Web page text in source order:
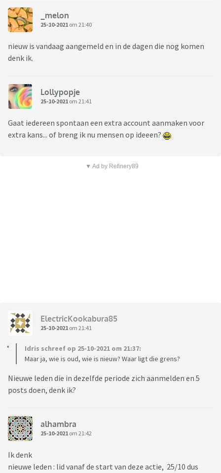
_melon
25-10-2021 om 21:40
nieuw is vandaag aangemeld en in de dagen die nog komen
denk ik.
Lollypopje
25-10-2021 om 21:41
Gaat iedereen spontaan een extra account aanmaken voor
extra kans... of breng ik nu mensen op ideeen?
▼ Ad by Refinery89
ElectricKookabura85
25-10-2021 om 21:41
Idris schreef op 25-10-2021 om 21:37:
Maar ja, wie is oud, wie is nieuw? Waar ligt die grens?
Nieuwe leden die in dezelfde periode zich aanmelden en 5
posts doen, denk ik?
alhambra
25-10-2021 om 21:42
Ik denk
nieuwe leden : lid vanaf de start van deze actie, 25/10 dus